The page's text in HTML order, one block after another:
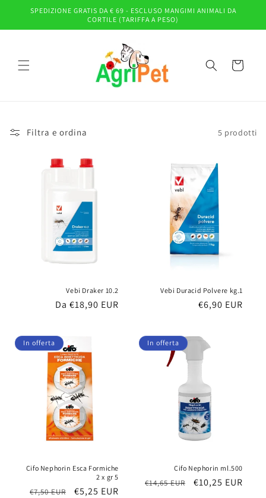
direttamente
SPEDIZIONE GRATIS DA € 69 - ESCLUSO MANGIMI ANIMALI DA
CORTILE (TARIFFA A PESO)
Carrello
Filtra e ordina 5 prodotti
Vebi Draker 10.2
Prezzo
listino
Da €18,90 EUR
Vebi Duracid Polvere kg.1
Prezzo
€6,90 EUR
In offerta
Cifo Nephorin Esca Formiche
2 x gr 5
Prezzo
€7,50 EUR
Prezzo
€5,25 EUR
In offerta
Cifo Nephorin ml.500
Prezzo
€14,65 EUR
Prezzo
€10,25 EUR